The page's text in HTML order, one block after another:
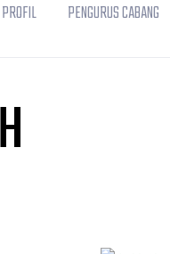
PROFIL PENGURUS CABANG